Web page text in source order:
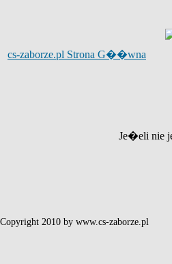
cs-zaborze.pl Strona G��wna
Je�eli nie
Copyright 2010 by www.cs-zaborze.pl